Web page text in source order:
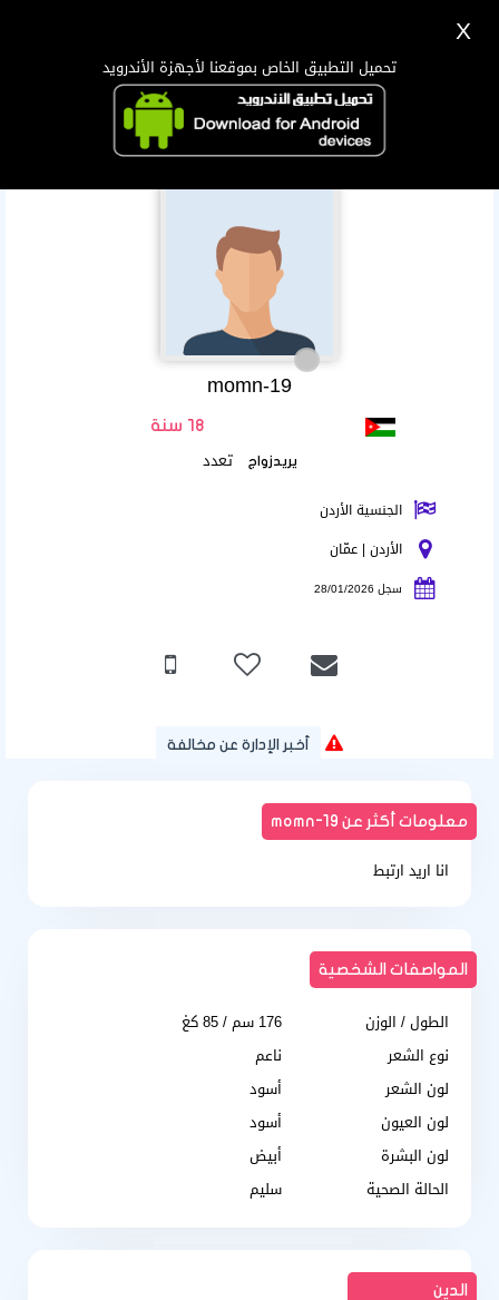
momn-19
18 سنة
يريدزواج تعدد
الجنسية الأردن
الأردن | عمّان
سجل 28/01/2026
أخبر الإدارة عن مخالفة
معلومات أكثر عن momn-19
انا اريد ارتبط
المواصفات الشخصية
الطول / الوزن
176 سم / 85 كغ
نوع الشعر
ناعم
لون الشعر
أسود
لون العيون
أسود
لون البشرة
أبيض
الحالة الصحية
سليم
الدين
X
تحميل التطبيق الخاص بموقعنا لأجهزة الأندرويد